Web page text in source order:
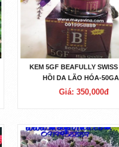
KEM 5GF BEAFULLY SWISS
HỒI DA LÃO HÓA-
Giá: 350,000đ